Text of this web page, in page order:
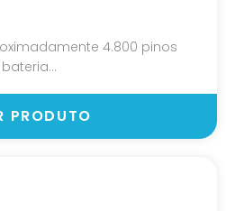
4.800 pinos
PRODUTO